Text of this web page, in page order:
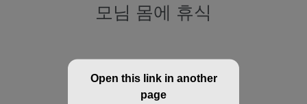
모님 몸에 휴식